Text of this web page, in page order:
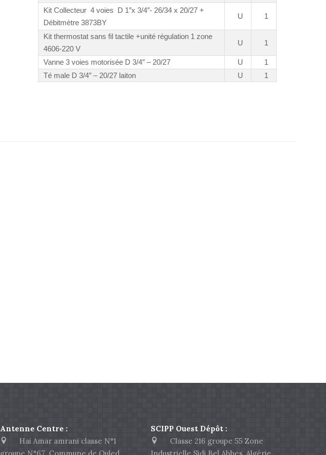
Kit Collecteur 4 voies D 1″x 3/4″- 26/34 x 20/27 +
Débitmètre 3873BY
U 1
Kit thermostat sans fil tactile +unité régulation 1 zone
4606-220 V
U 1
Vanne 3 voies motorisée D 3/4″ – 20/27 U
1
Té male D 3/4″ – 20/27 laiton
U 1
Antenne Centre :
Hai Amar amrani classe N°1
SCIPP Ouest Dépôt :
Classe 216 groupe 55 Zone